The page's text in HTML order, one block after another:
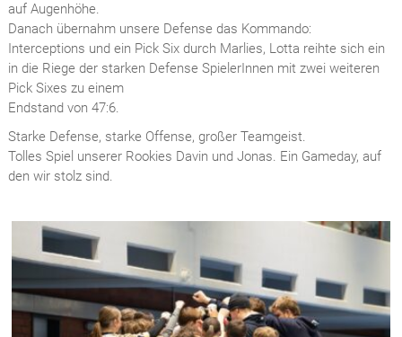
auf Augenhöhe.
Danach übernahm unsere Defense das Kommando:
Interceptions und ein Pick Six durch Marlies, Lotta reihte sich ein
in die Riege der starken Defense SpielerInnen mit zwei weiteren
Pick Sixes zu einem
Endstand von 47:6.
Starke Defense, starke Offense, großer Teamgeist.
Tolles Spiel unserer Rookies Davin und Jonas. Ein Gameday, auf
den wir stolz sind.